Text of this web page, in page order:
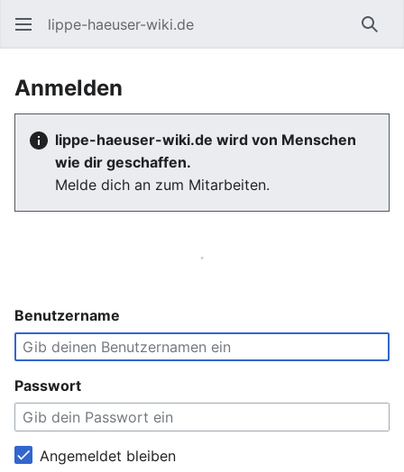
lippe-haeuser-wiki.de
Anmelden
lippe-haeuser-wiki.de wird von Menschen
wie dir geschaffen.
Melde dich an zum Mitarbeiten.
Benutzername
Passwort
Angemeldet bleiben